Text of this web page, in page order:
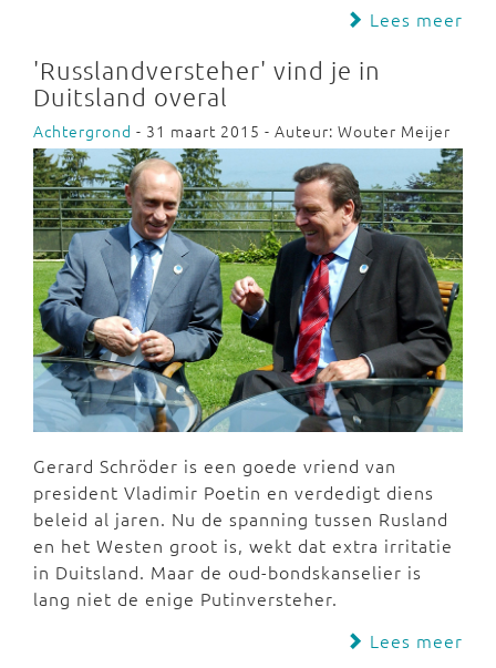
Lees meer
'Russlandversteher' vind je in
Duitsland overal
Achtergrond - 31 maart 2015 - Auteur: Wouter Meijer
Gerard Schröder is een goede vriend van
president Vladimir Poetin en verdedigt diens
beleid al jaren. Nu de spanning tussen Rusland
en het Westen groot is, wekt dat extra irritatie
in Duitsland. Maar de oud-bondskanselier is
lang niet de enige Putinversteher.
Lees meer